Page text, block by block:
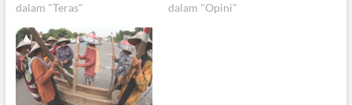
dalam "Teras" dalam "Opini"